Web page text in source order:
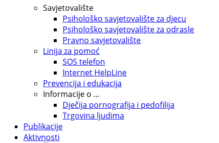
Savjetovalište
Psihološko savjetovalište za djecu
Psihološko savjetovalište za odrasle
Pravno savjetovalište
Linija za pomoć
SOS telefon
Internet HelpLine
Prevencija i edukacija
Informacije o ...
Dječija pornografija i pedofilija
Trgovina ljudima
Publikacije
Aktivnosti